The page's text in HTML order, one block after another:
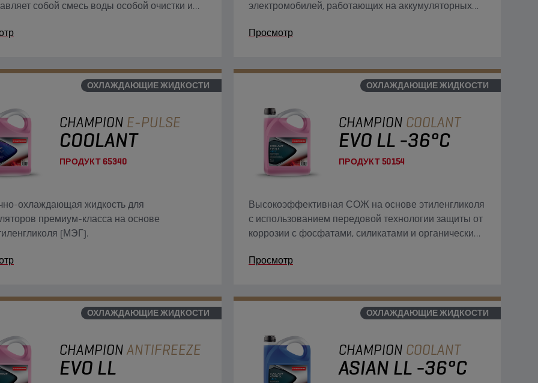
собой смесь воды особой очистки и
присадки для защиты от коррозии и
электромобилей, работающих на аккумуляторных
в качестве охлаждающей жидкости с пониженной
батарей электромобилей на аккумуляторных
Просмотр
ОХЛАЖДАЮЩИЕ ЖИДКОСТИ
CHAMPION E-PULSE
COOLANT
ПРОДУКТ 65340
охлаждающая жидкость для
премиум-класса на основе
(МЭГ).
ОХЛАЖДАЮЩИЕ ЖИДКОСТИ
CHAMPION COOLANT
EVO LL -36°C
ПРОДУКТ50154
Высокоэффективная СОЖ на основе этиленгликоля
с использованием передовой технологии защиты от
коррозии с фосфатами, силикатами и органическими
высокими эксплуатационными характеристиками;
использоваться в областях применения, для
которых допустимы жидкости G13, G12++, G12+ и G11.
Просмотр
ОХЛАЖДАЮЩИЕ ЖИДКОСТИ
CHAMPIONANTIFREEZE
EVO LL
ОХЛАЖДАЮЩИЕ ЖИДКОСТИ
CHAMPION COOLANT
ASIAN LL -36°C